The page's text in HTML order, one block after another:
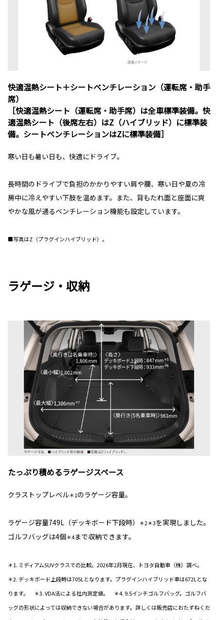
快適温熱シート＋シートベンチレーション（運転席・助手
席）
［快適温熱シート（運転席・助手席）は全車標準装備。快
適温熱シート（後席左右）はZ（ハイブリッド）に標準装
備。シートベンチレーションはZに標準装備］
寒い日も暑い日も、快適にドライブ。
長時間のドライブで負担のかかりやすい肩や腰、寒い日や夏の冷
房中に冷えやすい下肢を温めます。また、背もたれ面と座面に爽
やかな風が通るベンチレーション機能も設定しています。
■写真はZ（プラグインハイブリッド）。
ラゲージ・収納
たっぷり積めるラゲージスペース
クラストップレベル＊1のラゲージ容量。
ラゲージ容量749L（デッキボード下段時） ＊2＊3を実現しました。
ゴルフバッグは4個＊4まで収納できます。
＊1. ミディアムSUVクラスでの比較。2026年2月現在、トヨタ自動車（株）調べ。
＊2. デッキボード上段時は705Lとなります。プラグインハイブリッド車は672Lとな
ります。 ＊3. VDA法による社内測定値。 ＊4. 9.5インチゴルフバッグ。ゴルフバ
ッグの形状によっては収納できない場合があります。詳しくは販売店におたずねくだ